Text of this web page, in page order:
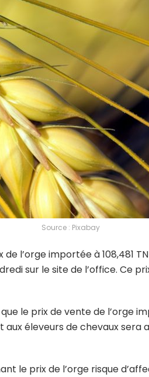
Source : Pixabay
de l’orge importée à 108,481
sur le site de l’office. Ce
le prix de vente de l’orge
éleveurs de chevaux sera
le prix de l’orge risque